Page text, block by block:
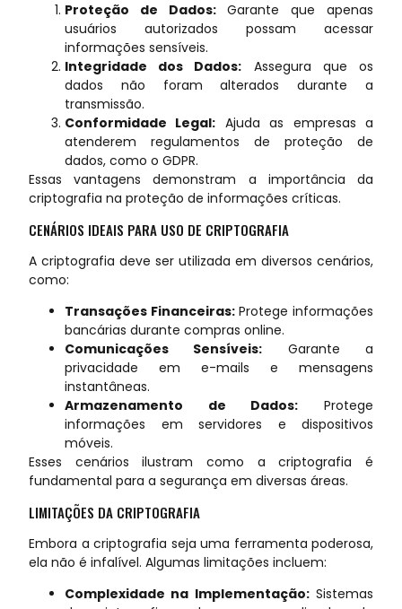
Proteção de Dados:Garante que apenas
usuários autorizados possam acessar
informações sensíveis.
Integridade dos Dados: Assegura que os
dados não foram alterados durante a
transmissão.
Conformidade Legal: Ajuda as empresas a
atenderem regulamentos de proteção de
dados, como o GDPR.
Essas vantagens demonstram a importância da
criptografia na proteção de informações críticas.
CENÁRIOS IDEAIS PARA USO DE CRIPTOGRAFIA
A criptografia deve ser utilizada em diversos cenários,
como:
Transações Financeiras:Protege informações
bancárias durante compras online.
Comunicações Sensíveis: Garante a
privacidade em e-mails e mensagens
instantâneas.
Armazenamento de Dados: Protege
informações em servidores e dispositivos
móveis.
Esses cenários ilustram como a criptografia é
fundamental para a segurança em diversas áreas.
LIMITAÇÕES DA CRIPTOGRAFIA
Embora a criptografia seja uma ferramenta poderosa,
ela não é infalível. Algumas limitações incluem:
Complexidade na Implementação:Sistemas